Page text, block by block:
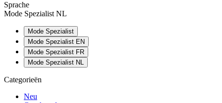
Sprache
Mode Spezialist NL
Mode Spezialist
Mode Spezialist EN
Mode Spezialist FR
Mode Spezialist NL
Categorieën
Neu